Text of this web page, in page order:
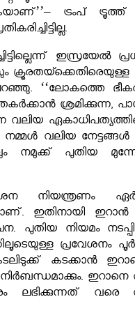
ട്രംപ് ട്രൂത്ത്
ഇസ്രയേൽ
‘‘ലോകത്തെ
ശ്രമിക്കുന്ന,
വലിയ
വലിയ നേട്ടങ്ങൾ
നമുക്ക് പുതിയ
നിയന്ത്രണം
ഇതിനായി ഇറാൻ
പുതിയ നിയമം
പ്രവേശനം
കടക്കാൻ
ഇറാനെ
ലഭിക്കുന്നത്